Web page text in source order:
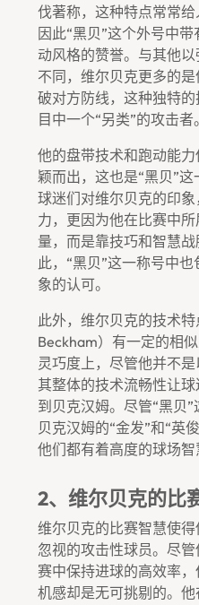
伐著称，这种特点常常给
因此“黑贝”这个外号中
动风格的赞誉。与其他
不同，维尔贝克更多的
破对方防线，这种独特
目中一个“另类”的攻击者。
他的盘带技术和跑动能
颖而出，这也是“黑贝”这
球迷们对维尔贝克的印
力，更因为他在比赛中
量，而是靠技巧和智慧
此，“黑贝”这一称号中
象的认可。
此外，维尔贝克的技术
Beckham）有一定的相
灵巧度上，尽管他并不
其整体的技术流畅性让
到贝克汉姆。尽管“黑贝
贝克汉姆的“金发”和“英
他们都有着高度的球场智
2、维尔贝克的比
维尔贝克的比赛智慧使
忽视的攻击性球员。尽
赛中保持进球的高效率
机感却是无可挑剔的。